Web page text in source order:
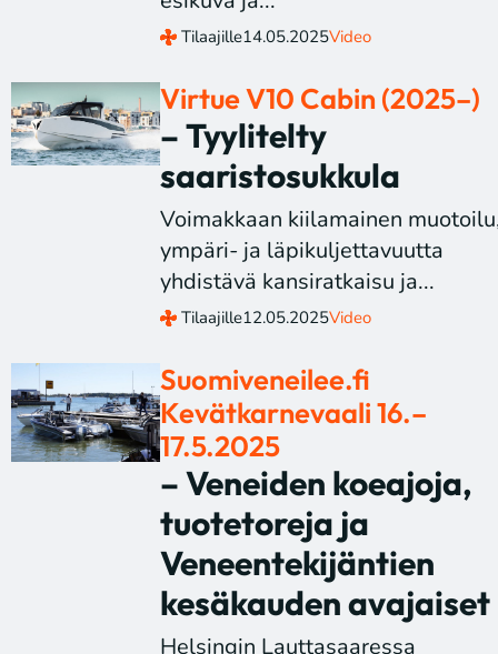
Tilaajille14.05.2025Video
Virtue V10 Cabin (2025–)
– Tyylitelty
saaristosukkula
Voimakkaan kiilamainen
ympäri- ja läpikuljettavuutta
yhdistävä kansiratkaisu ja...
Tilaajille12.05.2025Video
Suomiveneilee.fi
Kevätkarnevaali 16.–
17.5.2025
– Veneiden koeajoja,
tuotetoreja ja
Veneentekijäntien
kesäkauden avajaiset
Helsingin Lauttasaaressa